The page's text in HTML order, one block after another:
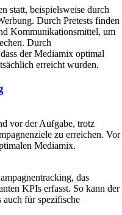
statt, beispielsweise durch
Durch Pretests finden
Kommunikationsmittel, um
Durch
der Mediamix optimal
erreicht wurden.
vor der Aufgabe, trotz
zu erreichen. Vor
Mediamix.
das
KPIs erfasst. So kann der
für spezifische